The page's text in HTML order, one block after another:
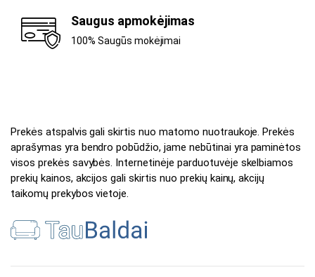
Saugus apmokėjimas
100% Saugūs mokėjimai
Prekės atspalvis gali skirtis nuo matomo nuotraukoje. Prekės
aprašymas yra bendro pobūdžio, jame nebūtinai yra paminėtos
visos prekės savybės. Internetinėje parduotuvėje skelbiamos
prekių kainos, akcijos gali skirtis nuo prekių kainų, akcijų
taikomų prekybos vietoje.